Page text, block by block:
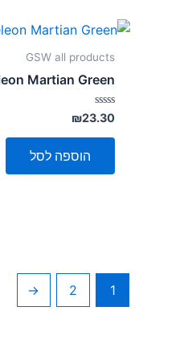
GSW all products
Martian Green
דורג
0
מתוך
₪23.30
הוספה לסל
1
2
←